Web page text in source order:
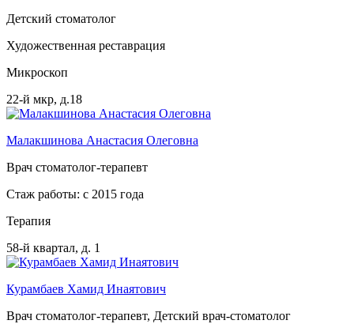
Детский стоматолог
Художественная реставрация
Микроскоп
22-й мкр, д.18
Малакшинова Анастасия Олеговна
Врач стоматолог-терапевт
Стаж работы: с 2015 года
Терапия
58-й квартал, д. 1
Курамбаев Хамид Инаятович
Врач стоматолог-терапевт, Детский врач-стоматолог